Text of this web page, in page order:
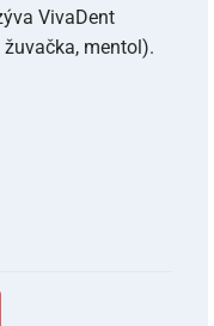
VivaDent
mentol).